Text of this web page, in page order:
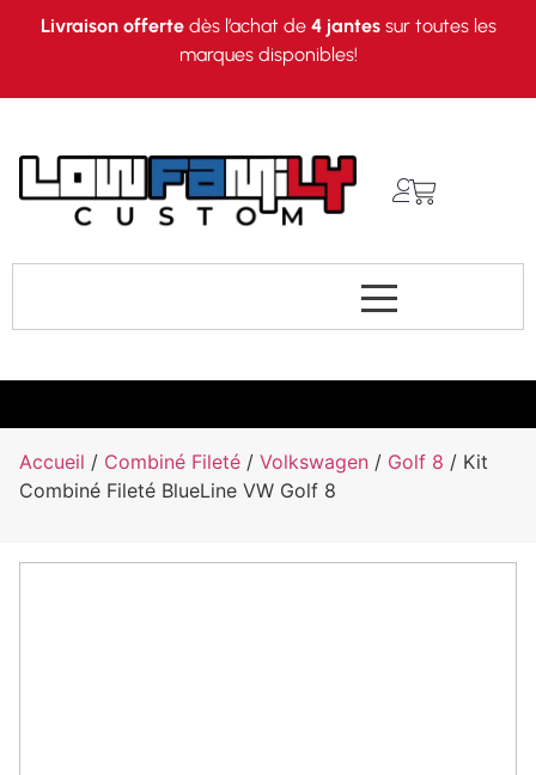
Livraison offertedès l’achat de 4 jantessur toutes les
marques disponibles!
Accueil / Combiné Fileté / Volkswagen / Golf 8 / Kit
Combiné Fileté BlueLine VW Golf 8